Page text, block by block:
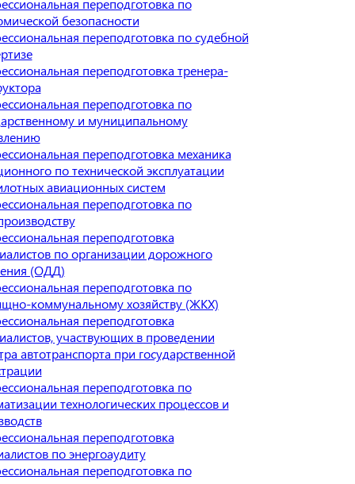
переподготовка по
безопасности
переподготовка по судебной
переподготовка тренера-
переподготовка по
и муниципальному
переподготовка механика
по технической эксплуатации
авиационных систем
переподготовка по
переподготовка
по организации дорожного
(ОДД)
переподготовка по
коммунальному хозяйству (ЖКХ)
переподготовка
участвующих в проведении
автотранспорта при государственной
переподготовка по
технологических процессов и
переподготовка
по энергоаудиту
переподготовка по